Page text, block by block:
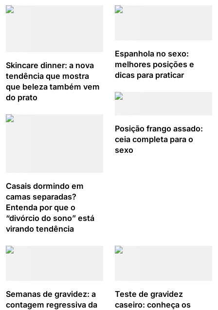
Skincare dinner: a nova
tendência que mostra
que beleza também vem
do prato
Casais dormindo em
camas separadas?
Entenda por que o
“divórcio do sono” está
virando tendência
Espanhola no sexo:
melhores posições e
dicas para praticar
Posição frango assado:
ceia completa para o
sexo
Semanas de gravidez: a
contagem regressiva da
Teste de gravidez
caseiro: conheça os